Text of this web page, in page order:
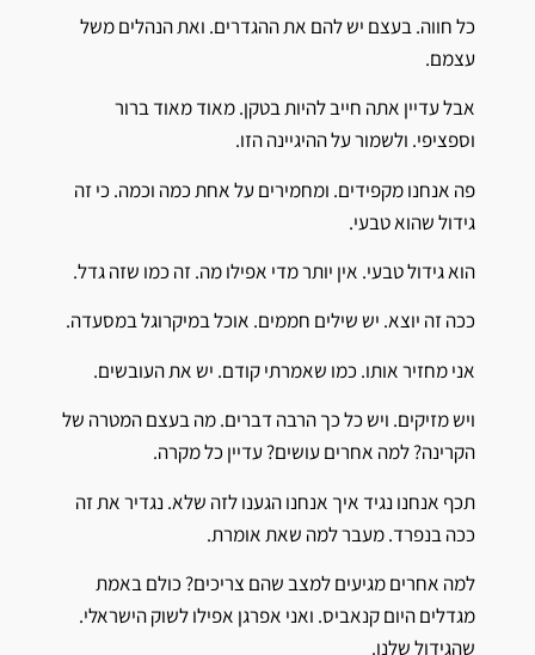
כל חווה. בעצם יש להם את ההגדרים. ואת הנהלים משל
עצמם.
אבל עדיין אתה חייב להיות בטקן. מאוד מאוד ברור
וספציפי. ולשמור על ההיגיינה הזו.
פה אנחנו מקפידים. ומחמירים על אחת כמה וכמה. כי זה
גידול שהוא טבעי.
הוא גידול טבעי. אין יותר מדי אפילו מה. זה כמו שזה גדל.
ככה זה יוצא. יש שילים חממים. אוכל במיקרוגל במסעדה.
אני מחזיר אותו. כמו שאמרתי קודם. יש את העובשים.
ויש מזיקים. ויש כל כך הרבה דברים. מה בעצם המטרה של
הקרינה? למה אחרים עושים? עדיין כל מקרה.
תכף אנחנו נגיד איך אנחנו הגענו לזה שלא. נגדיר את זה
ככה בנפרד. מעבר למה שאת אומרת.
למה אחרים מגיעים למצב שהם צריכים? כולם באמת
מגדלים היום קנאביס. ואני אפרגן אפילו לשוק הישראלי.
שהגידול שלנו.